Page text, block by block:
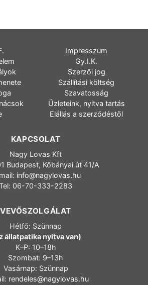
Impresszum
Gy.I.K.
Szerzői jog
Szállítási költség
Szavatosság
Üzleteink, nyitva tartás
Elállás a szerződéstől
KAPCSOLAT
Nagy Lovas Kft
Budapest, Kőbányai út 41/A
info@nagylovas.hu
06-70-333-2283
VEVŐSZOLGÁLAT
Hétfő: Szünnap
állatpatika nyitva van)
K–P: 10–18h
Szombat: 9–13h
Vasárnap: Szünnap
rendeles@nagylovas.hu